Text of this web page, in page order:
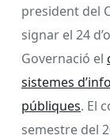
president del
signar el 24
Governació el
sistemes
públiques. El
semestre del